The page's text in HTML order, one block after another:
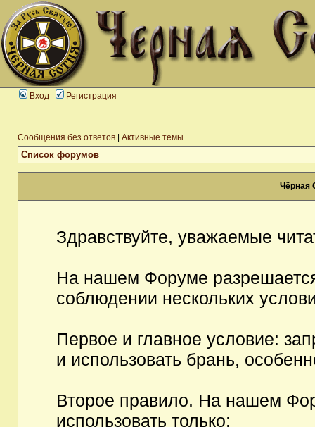
Вход Регистрация
Сообщения без ответов Активные темы
Список форумов
Чёрная
Здравствуйте, уважаемые
На нашем Форуме
соблюдении нескольких
Первое и главное условие:
и использовать брань,
Второе правило. На нашем
использовать только: